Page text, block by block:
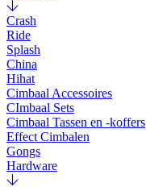
Crash
Ride
Splash
China
Hihat
Cimbaal Accessoires
CImbaal Sets
Cimbaal Tassen en -koffers
Effect Cimbalen
Gongs
Hardware